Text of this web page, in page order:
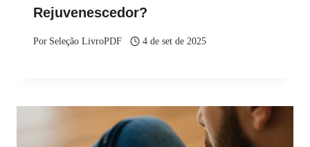
Rejuvenescedor?
Por Seleção LivroPDF 4 de set de 2025